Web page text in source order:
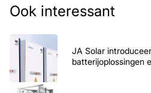
Ook interessant
JA Solar
batterijoplossingen